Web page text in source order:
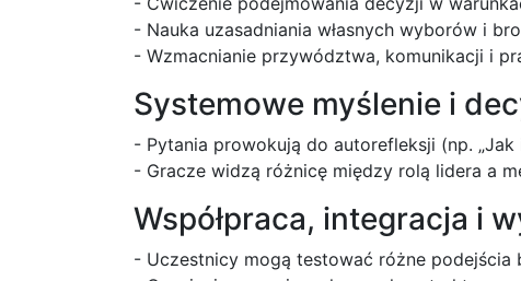
- Nauka uzasadniania własnych wyborów i
- Wzmacnianie przywództwa, komunikacji i
Systemowe myślenie i
- Pytania prowokują do autorefleksji (np. „Jak
- Gracze widzą różnicę między rolą lidera a
Współpraca, integracja i
- Uczestnicy mogą testować różne podejścia